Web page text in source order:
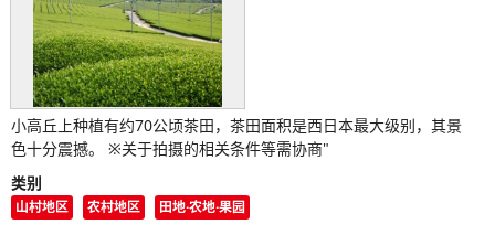
小高丘上种植有约70公顷茶田，茶田面积是西日本最大级别，其景
色十分震撼。 ※关于拍摄的相关条件等需协商"
类别
山村地区 农村地区 田地·农地·果园